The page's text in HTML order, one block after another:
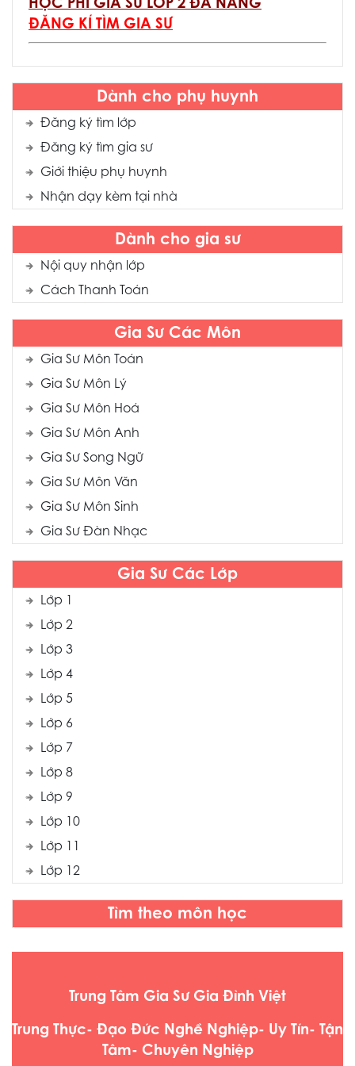
Dành cho phụ huynh
Đăng ký tìm lớp
Đăng ký tìm gia sư
Giới thiệu phụ huynh
Nhận dạy kèm tại nhà
Dành cho gia sư
Nội quy nhận lớp
Cách Thanh Toán
Gia Sư Các Môn
Gia Sư Môn Toán
Gia Sư Môn Lý
Gia Sư Môn Hoá
Gia Sư Môn Anh
Gia Sư Song Ngữ
Gia Sư Môn Văn
Gia Sư Môn Sinh
Gia Sư Đàn Nhạc
Gia Sư Các Lớp
Lớp 1
Lớp 2
Lớp 3
Lớp 4
Lớp 5
Lớp 6
Lớp 7
Lớp 8
Lớp 9
Lớp 10
Lớp 11
Lớp 12
Tìm theo môn học
HỌC PHÍ GIA SƯ LỚP 2 ĐÀ NẴNG
ĐĂNG KÍ TÌM GIA SƯ
Trung Tâm Gia Sư Gia Đình Việt
Trung Thực- Đạo Đức Nghề Nghiệp- Uy Tín- Tận
Tâm- Chuyên Nghiệp